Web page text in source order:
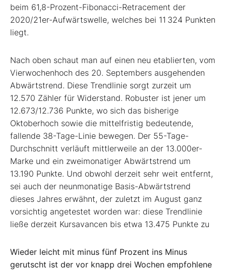
beim 61,8-Prozent-Fibonacci-Retracement der
2020/21er-Aufwärtswelle, welches bei 11 324 Punkten
liegt.
Nach oben schaut man auf einen neu etablierten, vom
Vierwochenhoch des 20. Septembers ausgehenden
Abwärtstrend. Diese Trendlinie sorgt zurzeit um
12.570 Zähler für Widerstand. Robuster ist jener um
12.673/12.736 Punkte, wo sich das bisherige
Oktoberhoch sowie die mittelfristig bedeutende,
fallende 38-Tage-Linie bewegen. Der 55-Tage-
Durchschnitt verläuft mittlerweile an der 13.000er-
Marke und ein zweimonatiger Abwärtstrend um
13.190 Punkte. Und obwohl derzeit sehr weit entfernt,
sei auch der neunmonatige Basis-Abwärtstrend
dieses Jahres erwähnt, der zuletzt im August ganz
vorsichtig angetestet worden war: diese Trendlinie
ließe derzeit Kursavancen bis etwa 13.475 Punkte zu
Wieder leicht mit minus fünf Prozent ins Minus
gerutscht ist der vor knapp drei Wochen empfohlene